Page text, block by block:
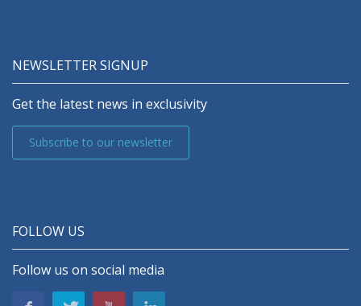
NEWSLETTER SIGNUP
Get the latest news in exclusivity
Subscribe to our newsletter
FOLLOW US
Follow us on social media